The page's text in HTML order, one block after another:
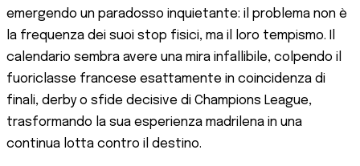
emergendo un paradosso inquietante: il problema non è
la frequenza dei suoi stop fisici, ma il loro tempismo. Il
calendario sembra avere una mira infallibile, colpendo il
fuoriclasse francese esattamente in coincidenza di
finali, derby o sfide decisive di Champions League,
trasformando la sua esperienza madrilena in una
continua lotta contro il destino.